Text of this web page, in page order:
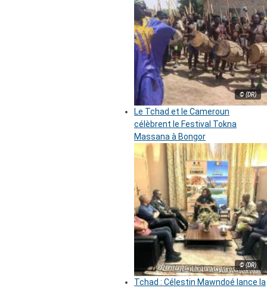
© (DR)
Le Tchad et le Cameroun
célèbrent le Festival Tokna
Massana à Bongor
© (DR)
Tchad : Célestin Mawndoé lance la